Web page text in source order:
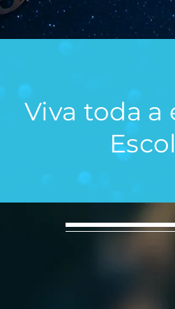
Viva toda a